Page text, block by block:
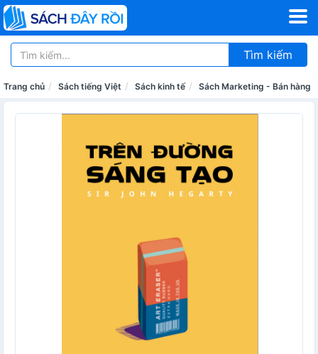
Tìm kiếm
Trang chủ Sách tiếng Việt Sách kinh tế Sách Marketing - Bán hàng